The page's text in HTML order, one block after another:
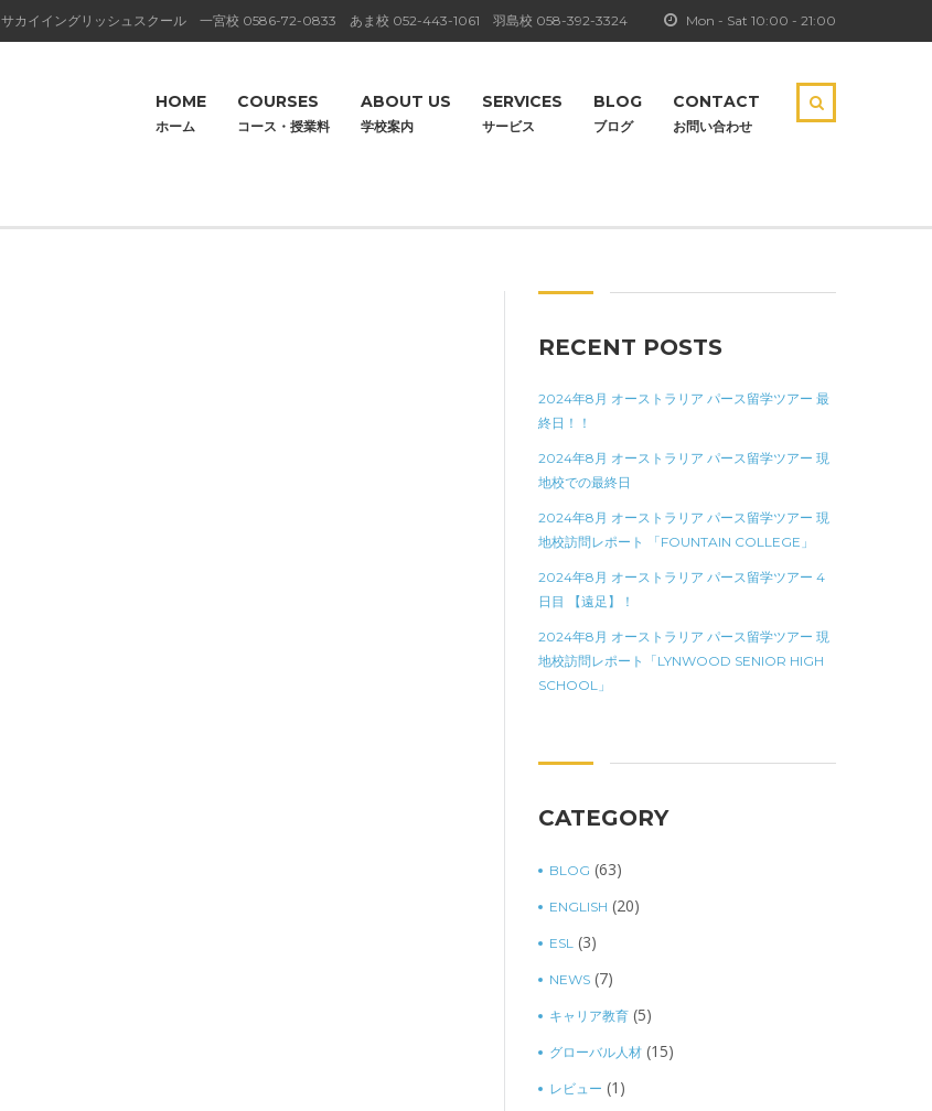
Mon - Sat 10:00 - 21:00
サカイイングリッシュスクール 一宮校 0586-72-0833 あま校 052-443-1061 羽島校 058-392-3324
HOME
ホーム
COURSES
コース・授業料
ABOUT US
学校案内
SERVICES
サービス
BLOG
ブログ
CONTACT
お問い合わせ
RECENT POSTS
2024年8月 オーストラリア パース留学ツアー 最
終日！！
2024年8月 オーストラリア パース留学ツアー 現
地校での最終日
2024年8月 オーストラリア パース留学ツアー 現
地校訪問レポート 「FOUNTAIN COLLEGE」
2024年8月 オーストラリア パース留学ツアー 4
日目 【遠足】！
2024年8月 オーストラリア パース留学ツアー 現
地校訪問レポート「LYNWOOD SENIOR HIGH
SCHOOL」
CATEGORY
BLOG (63)
ENGLISH (20)
ESL (3)
NEWS (7)
キャリア教育 (5)
グローバル人材 (15)
レビュー (1)